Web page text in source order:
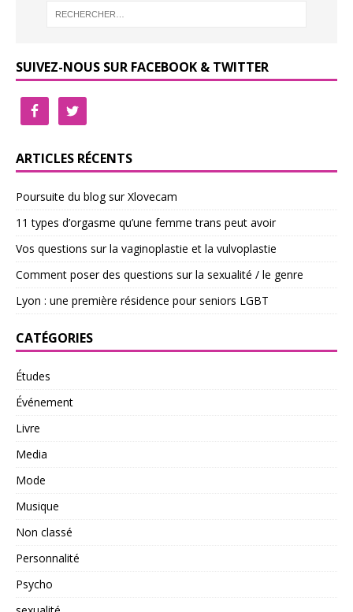
SUIVEZ-NOUS SUR FACEBOOK & TWITTER
ARTICLES RÉCENTS
Poursuite du blog sur Xlovecam
11 types d’orgasme qu’une femme trans peut avoir
Vos questions sur la vaginoplastie et la vulvoplastie
Comment poser des questions sur la sexualité / le genre
Lyon : une première résidence pour seniors LGBT
CATÉGORIES
Études
Événement
Livre
Media
Mode
Musique
Non classé
Personnalité
Psycho